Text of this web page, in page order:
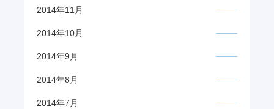
2014年11月
2014年10月
2014年9月
2014年8月
2014年7月